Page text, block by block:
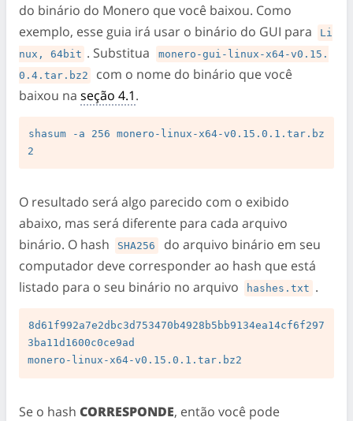
do binário do Monero que você baixou. Como
exemplo, esse guia irá usar o binário do GUI para
Li
nux, 64bit . Substitua
monero-gui-linux-x64-v0.15.
0.4.tar.bz2
com o nome do binário que você
baixou na seção 4.1.
shasum -a 256 monero-linux-x64-v0.15.0.1.tar.bz
O resultado será algo parecido com o exibido
abaixo, mas será diferente para cada arquivo
binário. O hash
SHA256
do arquivo binário em seu
computador deve corresponder ao hash que está
listado para o seu binário no arquivo
hashes.txt .
8d61f992a7e2dbc3d753470b4928b5bb9134ea14cf6f297
3ba11d1600c0ce9ad
Se o hash CORRESPONDE, então você pode